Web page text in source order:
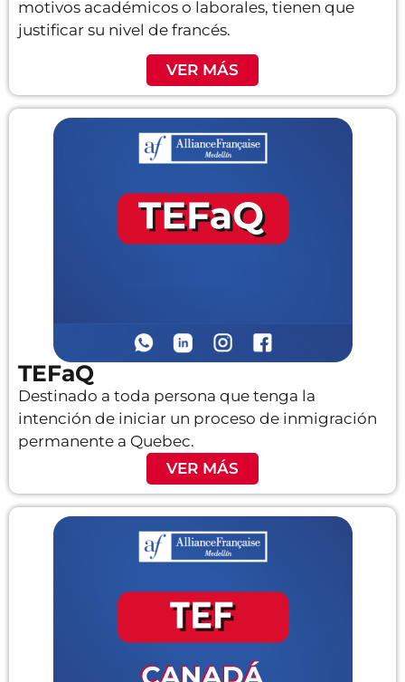
motivos académicos o laborales, tienen que
justificar su nivel de francés.
VER MÁS
TEFaQ
Destinado a toda persona que tenga la
intención de iniciar un proceso de inmigración
permanente a Quebec.
VER MÁS